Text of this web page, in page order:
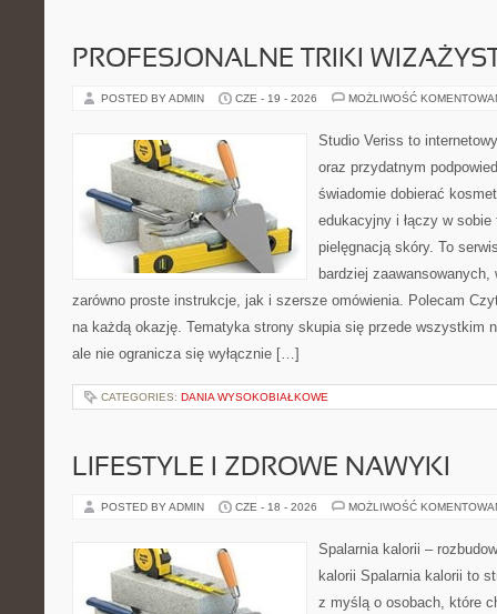
PROFESJONALNE TRIKI
POSTED BY ADMIN CZE - 19 - 2026 MOŻLIWOŚĆ
Studio Veriss to
oraz przydatnym
świadomie dobierać
edukacyjny i łączy w
pielęgnacją skóry. To
bardziej
zarówno proste instrukcje, jak i szersze omówienia. Polecam
na każdą okazję. Tematyka strony skupia się przede wszystkim
ale nie ogranicza się wyłącznie […]
CATEGORIES: DANIA WYSOKOBIAŁKOWE
LIFESTYLE I ZDROWE NAWYKI
POSTED BY ADMIN CZE - 18 - 2026 MOŻLIWOŚĆ
Spalarnia kalorii –
kalorii Spalarnia kalorii to
z myślą o osobach, które